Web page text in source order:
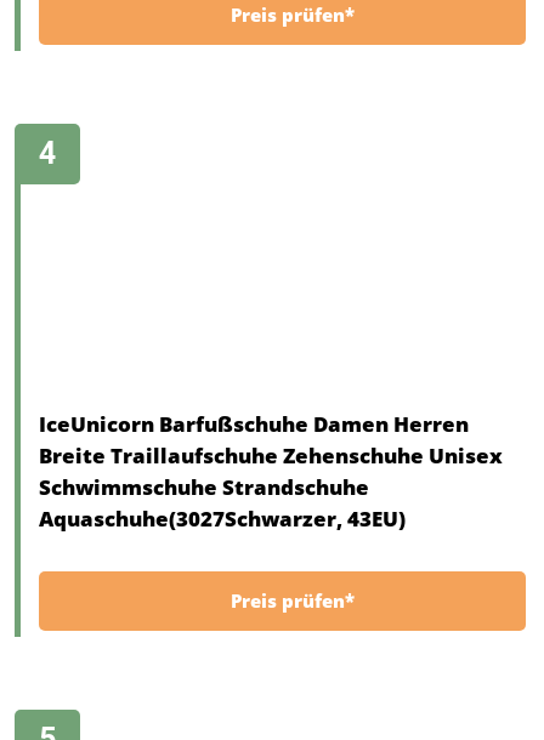
Preis prüfen*
IceUnicorn Barfußschuhe Damen Herren
Breite Traillaufschuhe Zehenschuhe Unisex
Schwimmschuhe Strandschuhe
Aquaschuhe(3027Schwarzer, 43EU)
Preis prüfen*